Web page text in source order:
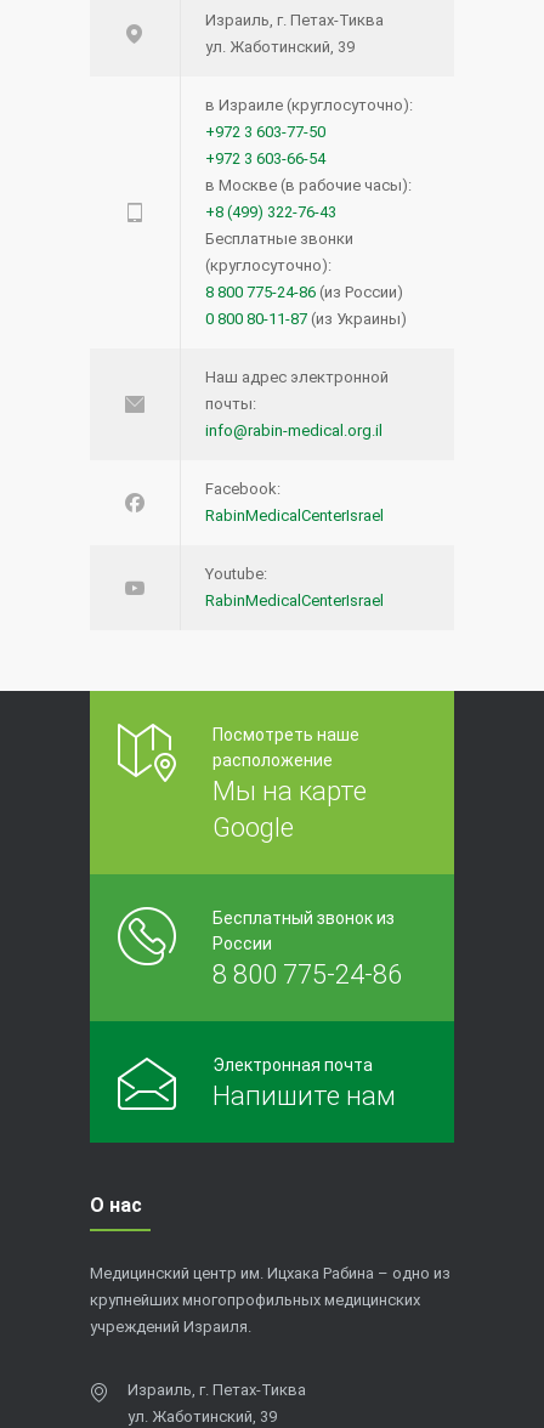
Израиль, г. Петах-Тиква
ул. Жаботинский, 39
в Израиле (круглосуточно):
+972 3 603-77-50
+972 3 603-66-54
в Москве (в рабочие часы):
+8 (499) 322-76-43
Бесплатные звонки
(круглосуточно):
8 800 775-24-86 (из России)
0 800 80-11-87 (из Украины)
Наш адрес электронной
почты:
info@rabin-medical.org.il
Facebook:
RabinMedicalCenterIsrael
Youtube:
RabinMedicalCenterIsrael
Посмотреть наше
расположение
Мы на карте
Google
Бесплатный звонок из
России
8 800 775-24-86
Электронная почта
Напишите нам
О нас
Медицинский центр им. Ицхака Рабина – одно из
крупнейших многопрофильных медицинских
учреждений Израиля.
Израиль, г. Петах-Тиква
ул. Жаботинский, 39